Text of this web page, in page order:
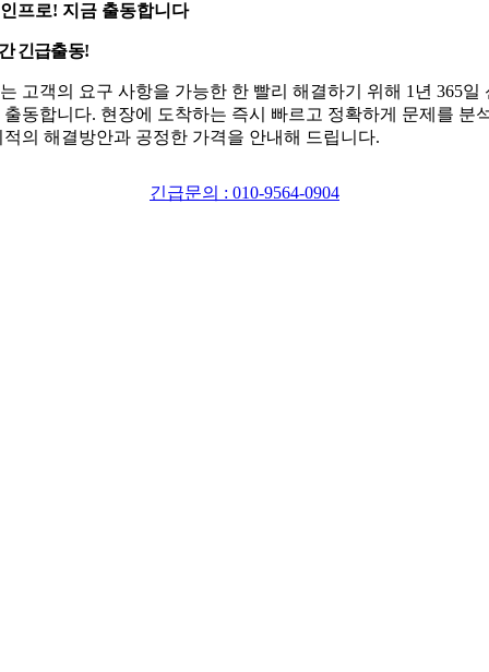
프로! 지금 출동합니다
긴급출동!
고객의 요구 사항을 가능한 한 빨리 해결하기 위해 1년 365일
출동합니다. 현장에 도착하는 즉시 빠르고 정확하게 문제를 분
적의 해결방안과 공정한 가격을 안내해 드립니다.
긴급문의 : 010-9564-0904